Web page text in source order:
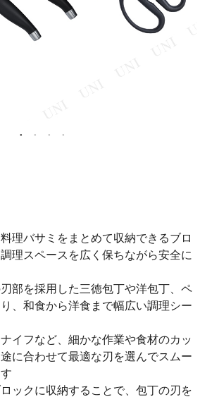
理バサミをまとめて収納できるブロ
理スペースを広く保ちながら安全に
部を採用した三徳包丁や洋包丁、ペ
、和食から洋食まで幅広い調理シー
イフなど、細かな作業や食材のカッ
に合わせて最適な刃を選んでスムー
ックに収納することで、包丁の刃を